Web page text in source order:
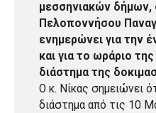
μεσσηνιακών δήμων,
Πελοποννήσου
ενημερώνει για την
και για το ωράριο
διάστημα της
Ο κ. Νίκας σημειώνει
διάστημα από τις 10